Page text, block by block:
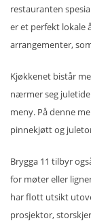
restauranten
er et perfekt lokale
arrangementer,
Kjøkkenet bistår
nærmer seg
meny. På denne
pinnekjøtt og
Brygga 11 tilbyr
for møter eller
har flott utsikt
prosjektor,